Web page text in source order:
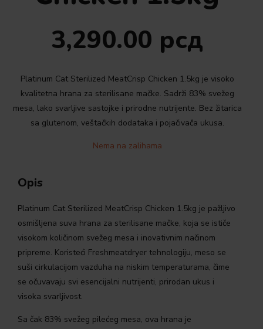
3,290.00 рсд
Platinum Cat Sterilized MeatCrisp Chicken 1.5kg je visoko
kvalitetna hrana za sterilisane mačke. Sadrži 83% svežeg
mesa, lako svarljive sastojke i prirodne nutrijente. Bez žitarica
sa glutenom, veštačkih dodataka i pojačivača ukusa.
Nema na zalihama
Opis
Platinum Cat Sterilized MeatCrisp Chicken 1.5kg je pažljivo
osmišljena suva hrana za sterilisane mačke, koja se ističe
visokom količinom svežeg mesa i inovativnim načinom
pripreme. Koristeći Freshmeatdryer tehnologiju, meso se
suši cirkulacijom vazduha na niskim temperaturama, čime
se očuvavaju svi esencijalni nutrijenti, prirodan ukus i
visoka svarljivost.
Sa čak 83% svežeg pilećeg mesa, ova hrana je